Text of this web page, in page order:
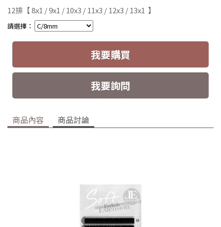
12排 【 8x1 / 9x1 / 10x3 / 11x3 / 12x3 / 13x1 】
請選擇：
我要購買
我要詢問
商品內容 商品討論